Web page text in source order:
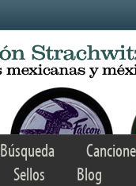
Búsqueda
Sellos Blog